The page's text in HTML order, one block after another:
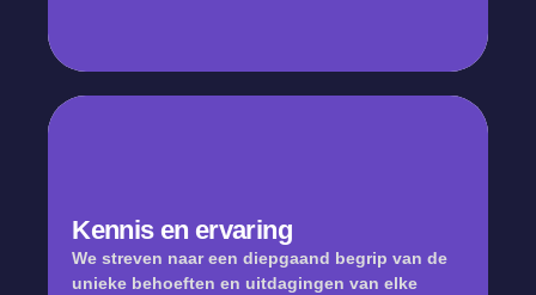
Kennis en ervaring
We streven naar een diepgaand begrip van de
unieke behoeften en uitdagingen van elke